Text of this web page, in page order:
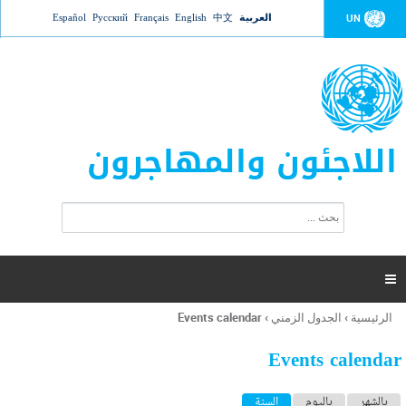
Jump to navigation UN العربية 中文
English
Français
Русский
Español
اللاجئون والمهاجرون
ت
ر
ل
ح
ب

أنت
هنا
الرئيسية › الجدول الزمني ›
Events calendar
Events calendar